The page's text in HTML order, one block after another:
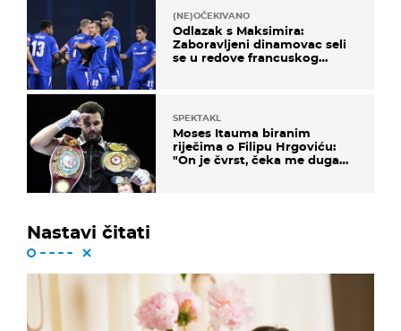
(NE)OČEKIVANO
Odlazak s Maksimira:
Zaboravljeni dinamovac seli
se u redove francuskog
SPEKTAKL
Moses Itauma biranim
riječima o Filipu Hrgoviću:
"On je čvrst, čeka me duga
Nastavi čitati